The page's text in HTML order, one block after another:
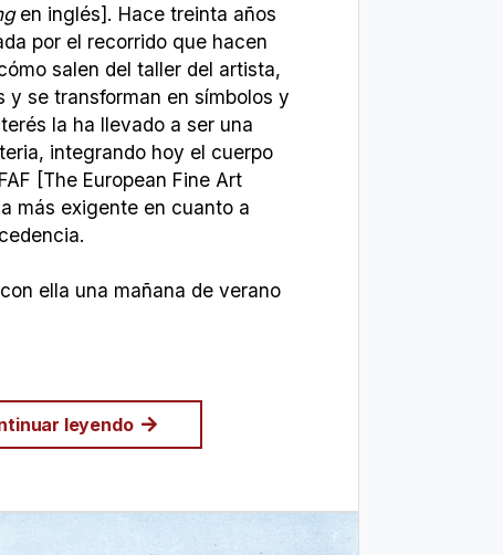
en inglés]. Hace treinta años
por el recorrido que hacen
salen del taller del artista,
y se transforman en símbolos y
la ha llevado a ser una
integrando hoy el cuerpo
[The European Fine Art
más exigente en cuanto a
ella una mañana de verano
leyendo